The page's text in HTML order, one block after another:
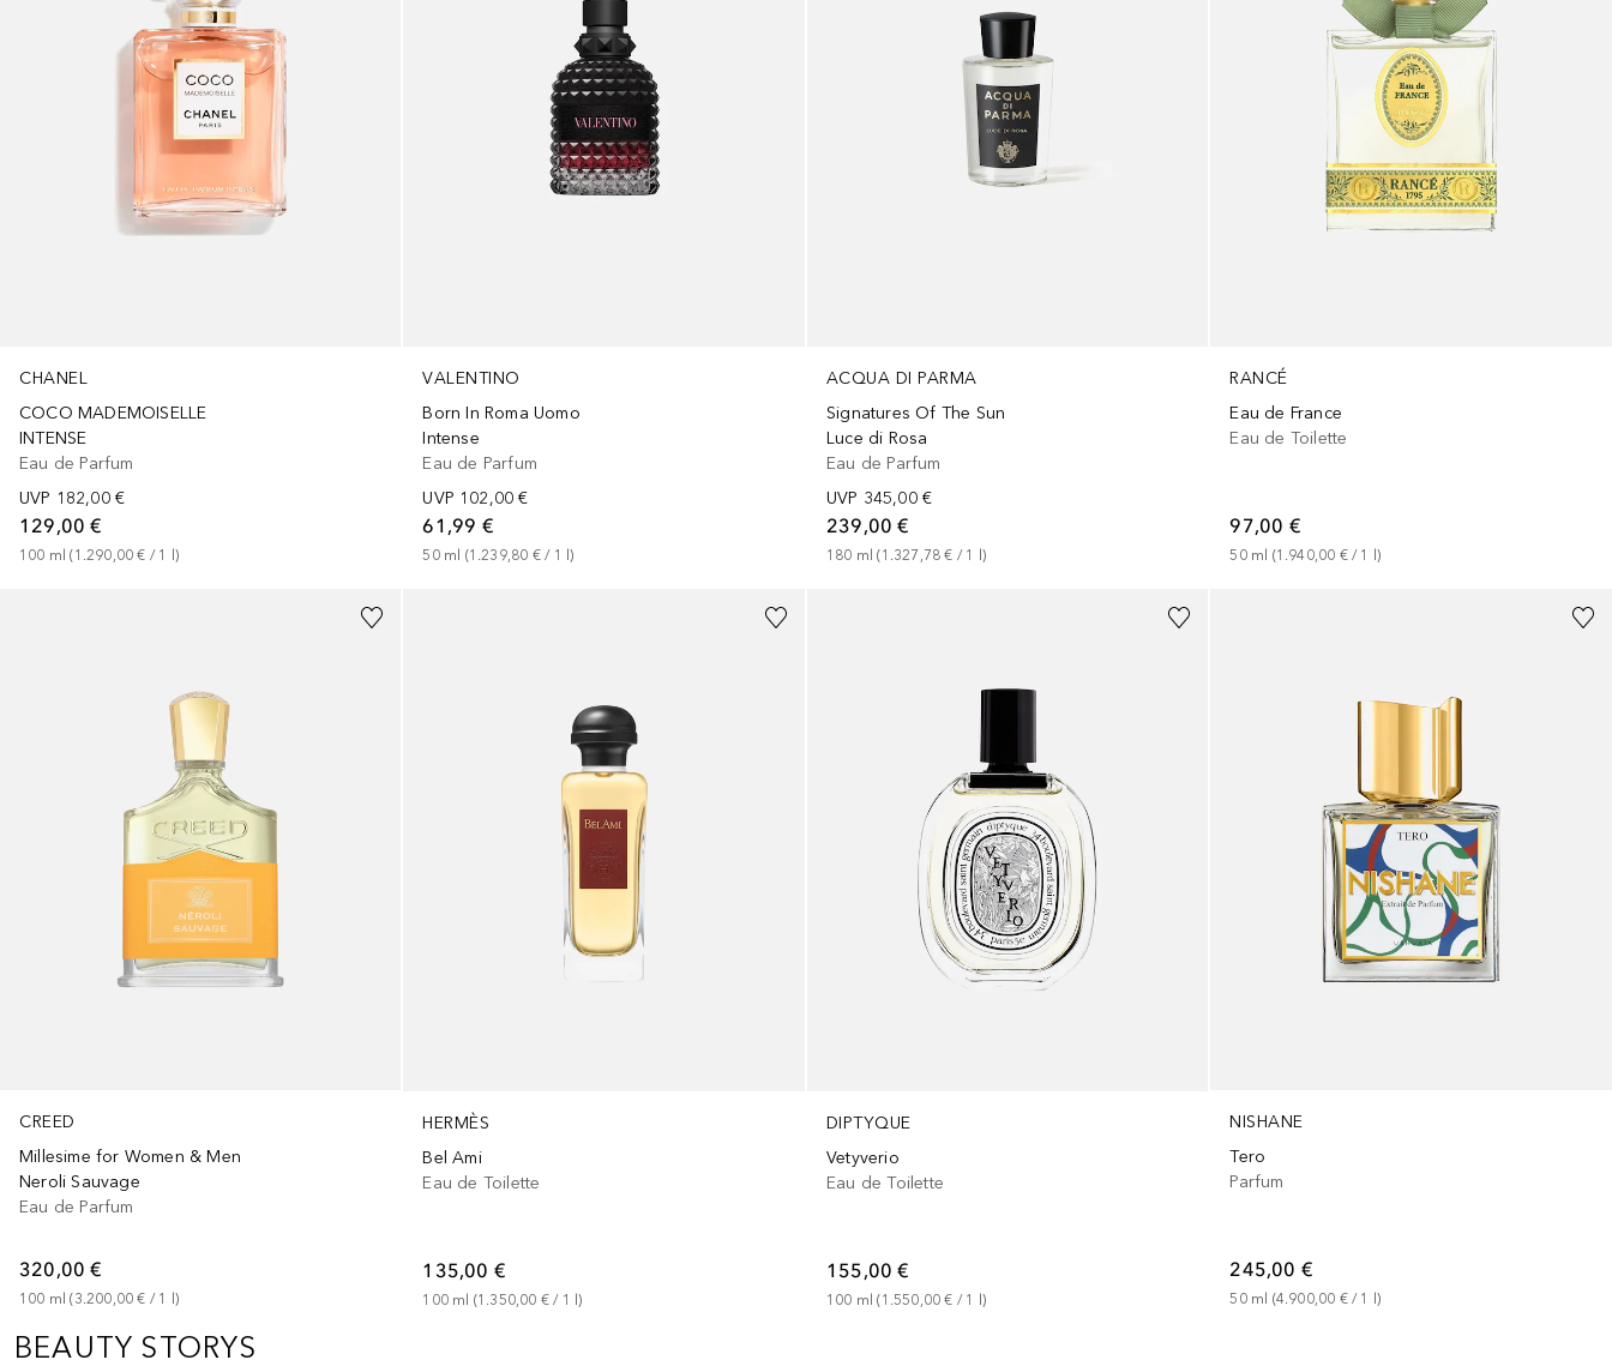
CHANEL
COCO MADEMOISELLE
INTENSE
Eau de Parfum
UVP 182,00 €
129,00 €
100 ml (1.290,00 € / 1 )
VALENTINO
Born In Roma Uomo
Intense
Eau de Parfum
UVP 102,00 €
61,99 €
50 ml (1.239,80 € / 1 l)
ACQUA DI PARMA
Signatures Of The Sun
Luce di Rosa
Eau de Parfum
UVP 345,00 €
239,00 €
180 ml (1.327,78 € / 1 )
RANCÉ
Eau de France
Eau de Toilette
97,00 €
50 ml (1.940,00 € / 1 l)
CREED
Millesime for Women & Men
Neroli Sauvage
Eau de Parfum
320,00 €
100 ml (3.200,00 € / 1 )
1 Größe
HERMÈS
Bel Ami
Eau de Toilette
135,00 €
100 ml (1.350,00 € / 1 l)
DIPTYQUE
Vetyverio
Eau de Toilette
155,00 €
100 ml (1.550,00 € / 1 l)
NISHANE
Tero
Parfum
245,00 €
50 ml (4.900,00 € / 1 l)
BEAUTY STORYS